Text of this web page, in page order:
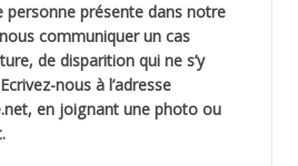
personne présente dans notre
communiquer un cas
de disparition qui ne s’y
nous à l’adresse
en joignant une photo ou